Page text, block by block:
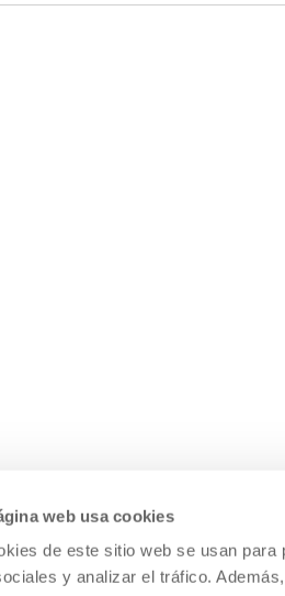
web usa cookies
de este sitio web se usan
y analizar el tráfico.